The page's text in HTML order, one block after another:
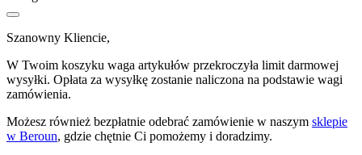
Szanowny Kliencie,
W Twoim koszyku waga artykułów przekroczyła limit darmowej
wysyłki. Opłata za wysyłkę zostanie naliczona na podstawie wagi
zamówienia.
Możesz również bezpłatnie odebrać zamówienie w naszym sklepie
w Beroun, gdzie chętnie Ci pomożemy i doradzimy.